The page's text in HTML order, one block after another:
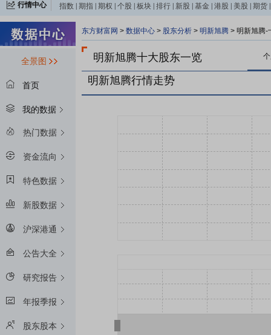
行情中心 指数 期指 期权 个股 板块 排行 新股 基金 港股 美股 期货
全景图
首页
我的数据
热门数据
资金流向
特色数据
新股数据
沪深港通
公告大全
研究报告
年报季报
股东股本
东方财富网 > 数据中心 > 股东分析 > 明新旭腾 > 明新旭腾-
明新旭腾十大股东一览
明新旭腾行情走势